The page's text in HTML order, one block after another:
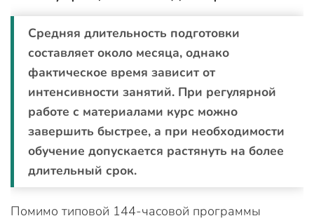
Средняя длительность подготовки
составляет около месяца, однако
фактическое время зависит от
интенсивности занятий. При регулярной
работе с материалами курс можно
завершить быстрее, а при необходимости
обучение допускается растянуть на более
длительный срок.
Помимо типовой 144-часовой программы